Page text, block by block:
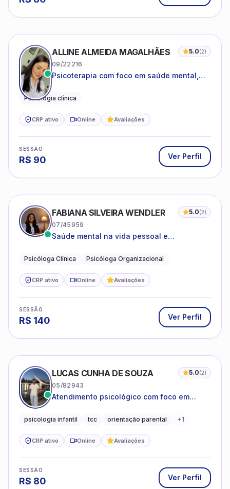
ALLINE ALMEIDA MAGALHÃES 5.0(2)
Psicoterapia com foco em saúde mental,
relações interpessoais e autoestima para
Psicologia clínica
CRP ativo Online Avaliações
R$90 Ver Perfil
5.0(2)
Saúde mental na vida pessoal e
profissional.
CRP ativo Online Avaliações
R$140 Ver Perfil
5.0(2)
Atendimento psicológico com foco em
Terapia Cognitivo-Comportamental (TCC),
qualidade de vida.
CRP ativo Online Avaliações
R$80 Ver Perfil